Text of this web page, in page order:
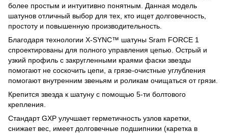
более простым и интуитивно понятным. Данная модель
шатунов отличный выбор для тех, кто ищет долговечность,
простоту и повышенную производительность.
Благодаря технологии X-SYNC™ шатуны Sram FORCE 1
спроектированы для полного управления цепью. Острый и
узкий профиль с закругленными краями фаски звезды
помогают не соскочить цепи, а грязе-очистные углубления
помогают внутренним звеньям и роликам очищаться от грязи.
Крепится звезда к шатуну с помощью 5-ти болтового
крепления.
Стандарт GXP улучшает герметичность узлов каретки,
снижает вес, имеет долговечные подшипники (каретка в